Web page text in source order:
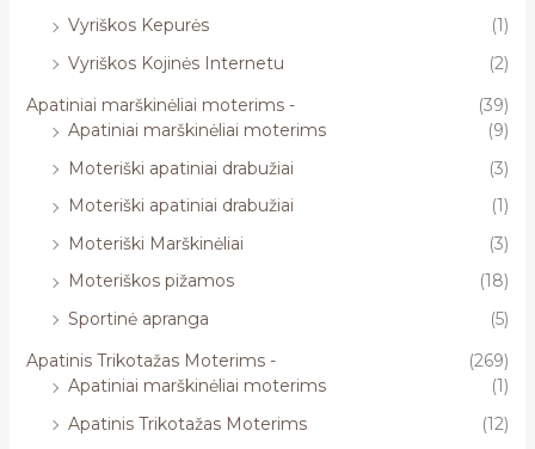
Vyriškos Kepurės
(1)
Vyriškos Kojinės Internetu
(2)
Apatiniai marškinėliai moterims -
(39)
Apatiniai marškinėliai moterims
(9)
Moteriški apatiniai drabužiai
(3)
Moteriški apatiniai drabužiai
(1)
Moteriški Marškinėliai
(3)
Moteriškos pižamos
(18)
Sportinė apranga
(5)
Apatinis Trikotažas Moterims -
(269)
Apatiniai marškinėliai moterims
(1)
Apatinis Trikotažas Moterims
(12)